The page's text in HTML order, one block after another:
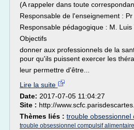
(A rappeler dans toute
Responsable de l'enseignement :
Responsable pédagogique : M. Luis
Objectifs
donner aux professionnels de la
pour qu'ils puissent exercer les
leur permettre d'être...
Lire la suite
Date: 2017-07-05 11:04:27
Site : http://
Thèmes liés : trouble obsessionnel
trouble obsessionnel compulsif alimentaire